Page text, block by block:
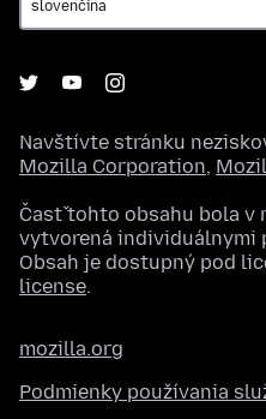
Navštívte stránku
Mozilla Corporation,
Časť tohto obsahu bola v
vytvorená individuálnymi
Obsah je dostupný pod
license.
mozilla.org
Podmienky používania